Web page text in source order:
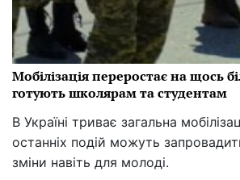
Мобілізація переростає на щось
готують школярам та студентам
В Україні триває загальна
останніх подій можуть
зміни навіть для молоді.